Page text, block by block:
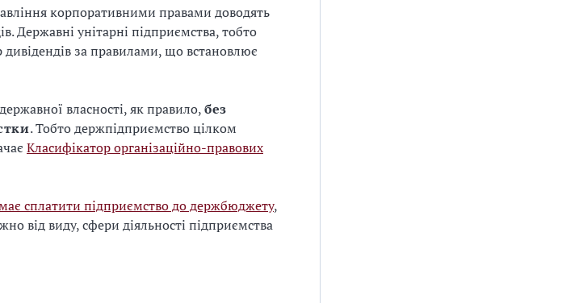
корпоративними правами доводять
Державні унітарні підприємства, тобто
за правилами, що встановлює
власності, як правило,без
. Тобто держпідприємство цілком
Класифікатор організаційно-правових
сплатити підприємство до держбюджету,
від виду, сфери діяльності підприємства